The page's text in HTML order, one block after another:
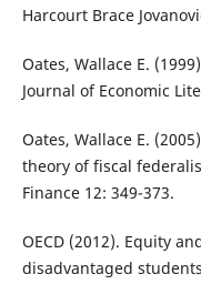
Harcourt Brace
Oates, Wallace E.
Journal of Economic
Oates, Wallace E.
theory of fiscal
Finance 12: 349-373.
OECD (2012). Equity
disadvantaged